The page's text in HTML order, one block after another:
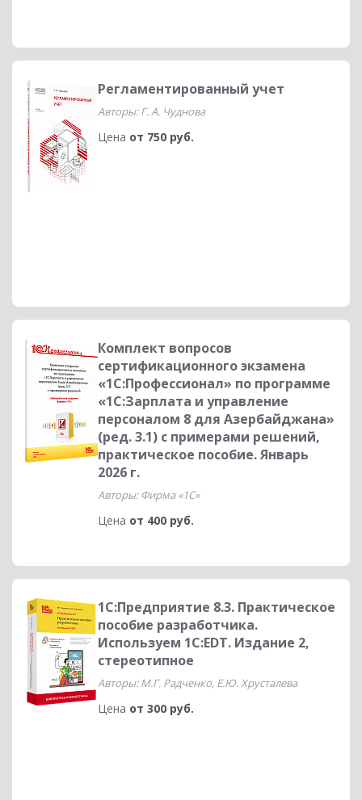
Регламентированный учет
Авторы: Г. А. Чуднова
Цена от 750 руб.
Комплект вопросов
сертификационного экзамена
«1С:Профессионал» по программе
«1С:Зарплата и управление
персоналом 8 для Азербайджана»
(ред. 3.1) с примерами решений,
практическое пособие. Январь
2026 г.
Авторы: Фирма «1С»
Цена от 400 руб.
1C:Предприятие 8.3. Практическое
пособие разработчика.
Используем 1С:EDT. Издание 2,
стереотипное
Авторы: М.Г. Радченко, Е.Ю. Хрусталева
Цена от 300 руб.